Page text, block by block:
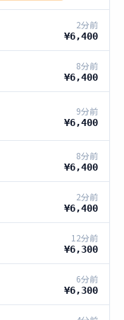
2分前
¥6,400
8分前
¥6,400
9分前
¥6,400
8分前
¥6,400
2分前
¥6,400
12分前
¥6,300
6分前
¥6,300